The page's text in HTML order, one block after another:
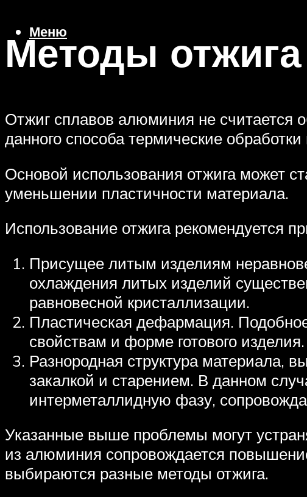
Меню
Методы
Отжиг сплавов алюминия не считается
данного способа термические
Основой использования отжига может
уменьшении пластичности материала.
Использование отжига рекомендуется
Присущее литым изделиям
охлаждения литых изделий
равновесной кристаллизации.
Пластическая дефармация.
свойствам и форме готового изделия.
Разнородная структура материала,
закалкой и старением. В данном
интерметаллидную фазу,
Указанные выше проблемы могут
из алюминия сопровождается
выбираются разные методы отжига.